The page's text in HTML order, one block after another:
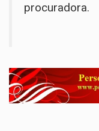
procuradora.